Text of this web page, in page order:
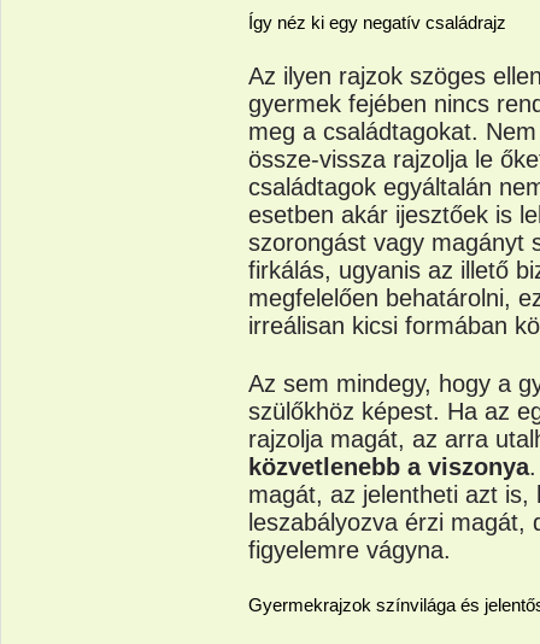
Így néz ki egy negatív családrajz
Az ilyen rajzok szöges
gyermek fejében nincs
meg a családtagokat.
össze-vissza rajzolja le
családtagok egyáltalán
esetben akár ijesztőek is
szorongást vagy magányt
firkálás, ugyanis az illető
megfelelően behatárolni,
irreálisan kicsi formában
Az sem mindegy, hogy a
szülőkhöz képest. Ha az
rajzolja magát, az arra
közvetlenebb a viszonya
magát, az jelentheti azt
leszabályozva érzi
figyelemre vágyna.
Gyermekrajzok színvilága és